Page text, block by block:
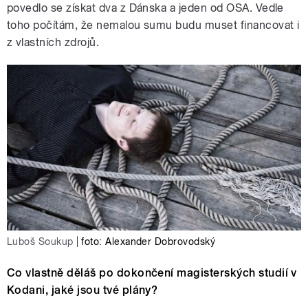
povedlo se získat dva z Dánska a jeden od OSA. Vedle
toho počítám, že nemalou sumu budu muset financovat i
z vlastních zdrojů.
Luboš Soukup foto: Alexander Dobrovodský
Co vlastně děláš po dokončení magisterských studií v
Kodani, jaké jsou tvé plány?